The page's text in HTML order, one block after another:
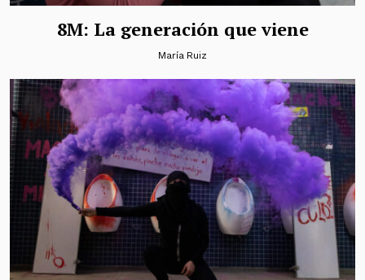
8M: La generación que viene
María Ruiz